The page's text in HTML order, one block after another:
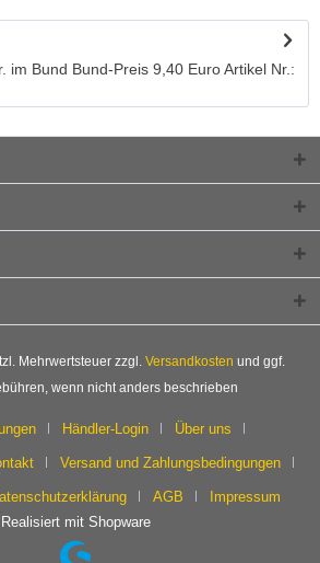
im Bund Bund-Preis 9,40 Euro Artikel Nr.:
Mehrwertsteuer zzgl. Versandkosten und ggf.
wenn nicht anders beschrieben
Händler-Login Über uns
Versand und Zahlungsbedingungen
AGB
Impressum
Realisiert mit Shopware